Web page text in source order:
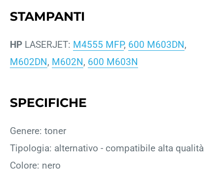
STAMPANTI
HP LASERJET: M4555 MFP, 600 M603DN,
M602DN, M602N, 600 M603N
SPECIFICHE
Genere: toner
Tipologia: alternativo - compatibile alta qualità
Colore: nero